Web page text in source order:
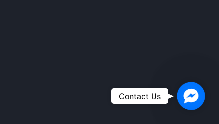
Contact Us